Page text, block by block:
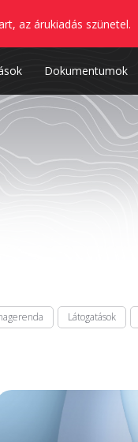
az árukiadás szünetel.
Dokumentumok
Látogatások